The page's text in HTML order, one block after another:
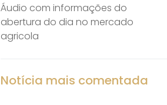
Áudio com informações do
abertura do dia no mercado
agricola
Notícia mais comentada